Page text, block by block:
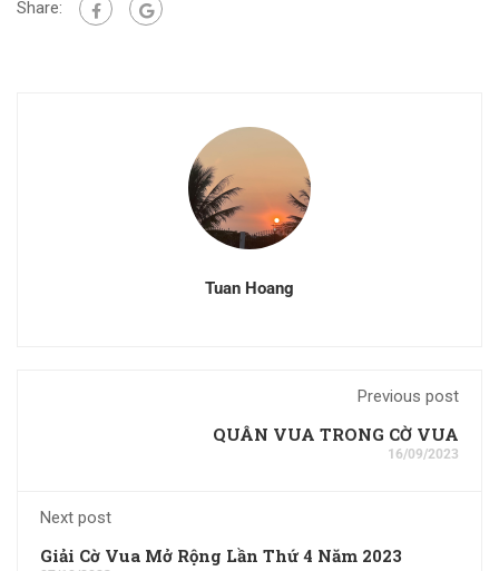
Share:
Tuan Hoang
Previous post
QUÂN VUA TRONG CỜ VUA
16/09/2023
Next post
Giải Cờ Vua Mở Rộng Lần Thứ 4 Năm 2023